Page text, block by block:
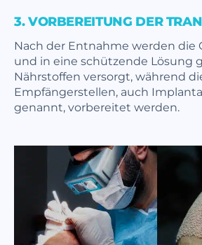
3. VORBEREITUNG DER
Nach der Entnahme werden die
und in eine schützende Lösung
Nährstoffen versorgt, während
Empfängerstellen, auch
genannt, vorbereitet werden.